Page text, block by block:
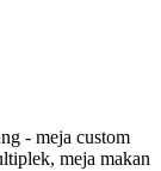
- meja custom
meja makan